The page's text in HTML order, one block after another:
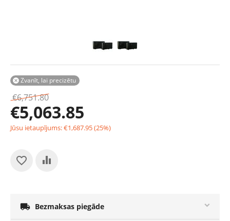
Zvanīt, lai precizētu

€6,751.80
€5,063.85
Jūsu ietaupījums:€1,687.95(25%)
 Bezmaksas piegāde